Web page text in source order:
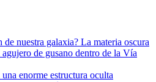
de nuestra galaxia? La materia oscura
de gusano dentro de la Vía
enorme estructura oculta